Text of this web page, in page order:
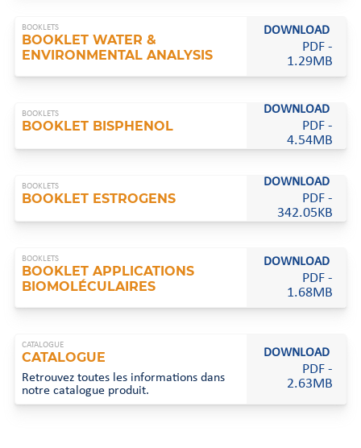
BOOKLETS
BOOKLET WATER &
ENVIRONMENTAL ANALYSIS
DOWNLOAD
PDF -
1.29MB
BOOKLETS
BOOKLET BISPHENOL
DOWNLOAD
PDF -
4.54MB
BOOKLETS
BOOKLET ESTROGENS
DOWNLOAD
PDF -
342.05KB
BOOKLETS
BOOKLET APPLICATIONS
BIOMOLÉCULAIRES
DOWNLOAD
PDF -
1.68MB
CATALOGUE
CATALOGUE
Retrouvez toutes les informations dans
notre catalogue produit.
DOWNLOAD
PDF -
2.63MB